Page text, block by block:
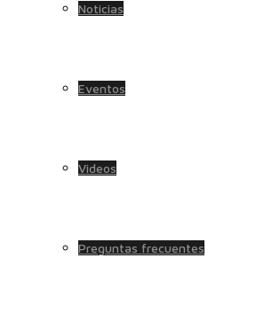
Noticias
Eventos
Videos
Preguntas frecuentes